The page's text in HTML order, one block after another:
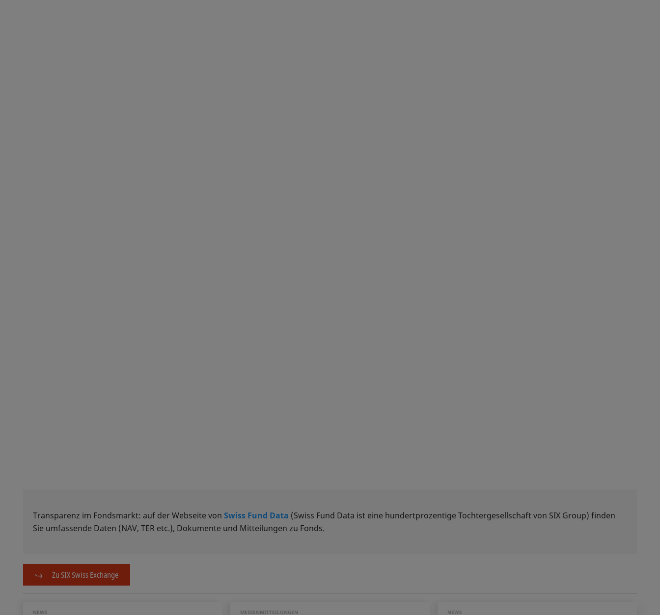
Transparenz im Fondsmarkt: auf der Webseite von Swiss Fund Data (Swiss Fund Data ist eine hundertprozentige Tochtergesellschaft von SIX Group) finden
Sie umfassende Daten (NAV, TER etc.), Dokumente und Mitteilungen zu Fonds.
Zu SIX Swiss Exchange
NEWS MEDIENMITTEILUNGEN NEWS